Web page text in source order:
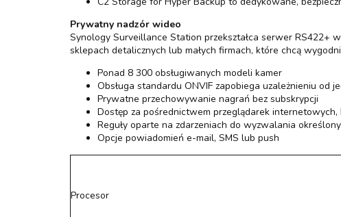
Prywatny nadzór wideo
Synology Surveillance Station przekształca serwer RS422+
sklepach detalicznych lub małych firmach, które chcą
Ponad 8 300 obsługiwanych modeli kamer
Obsługa standardu ONVIF zapobiega uzależnieniu od
Prywatne przechowywanie nagrań bez subskrypcji
Dostęp za pośrednictwem przeglądarek
Reguły oparte na zdarzeniach do wyzwalania
Opcje powiadomień e-mail, SMS lub push
Procesor